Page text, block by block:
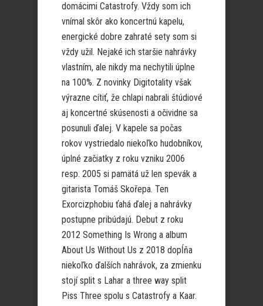
domácimi Catastrofy. Vždy som ich
vnímal skôr ako koncertnú kapelu,
energické dobre zahraté sety som si
vždy užil. Nejaké ich staršie nahrávky
vlastním, ale nikdy ma nechytili úplne
na 100%. Z novinky Digitotality však
výrazne cítiť, že chlapi nabrali štúdiové
aj koncertné skúsenosti a očividne sa
posunuli ďalej. V kapele sa počas
rokov vystriedalo niekoľko hudobníkov,
úplné začiatky z roku vzniku 2006
resp. 2005 si pamätá už len spevák a
gitarista Tomáš Skořepa. Ten
Exorcizphobiu ťahá ďalej a nahrávky
postupne pribúdajú. Debut z roku
2012 Something Is Wrong a album
About Us Without Us z 2018 dopĺňa
niekoľko ďalších nahrávok, za zmienku
stojí split s Lahar a three way split
Piss Three spolu s Catastrofy a Kaar.